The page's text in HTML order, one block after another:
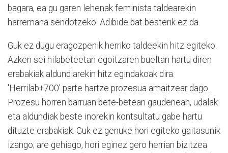
bagara, ea gu garen lehenak feminista taldearekin
harremana sendotzeko. Adibide bat besterik ez da.
Guk ez dugu eragozpenik herriko taldeekin hitz egiteko.
Azken sei hilabeteetan egoitzaren bueltan hartu diren
erabakiak aldundiarekin hitz egindakoak dira.
'Herrilab+700' parte hartze prozesua amaitzear dago.
Prozesu horren barruan bete-betean gaudenean, udalak
eta aldundiak beste inorekin kontsultatu gabe hartu
dituzte erabakiak. Guk ez genuke hori egiteko gaitasunik
izango; are gehiago, hori eginez gero herrian bizitzea